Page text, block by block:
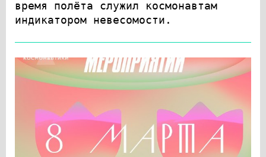
время полёта служил космонавтам
индикатором невесомости.